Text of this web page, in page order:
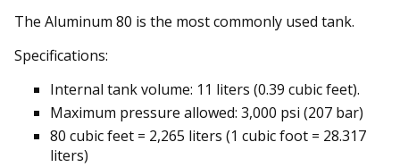
The Aluminum 80 is the most commonly used tank.
Specifications:
Internal tank volume: 11 liters (0.39 cubic feet).
Maximum pressure allowed: 3,000 psi (207 bar)
80 cubic feet = 2,265 liters (1 cubic foot = 28.317
liters)